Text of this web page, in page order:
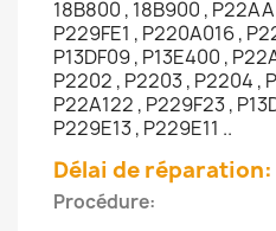
18B800 , 18B900 ,
P229FE1 , P220A016 ,
P13DF09 , P13E400 ,
P2202 , P2203 , P2204 ,
P22A122 , P229F23 ,
P229E13 , P229E11 ..
Délai de réparation:
Procédure: